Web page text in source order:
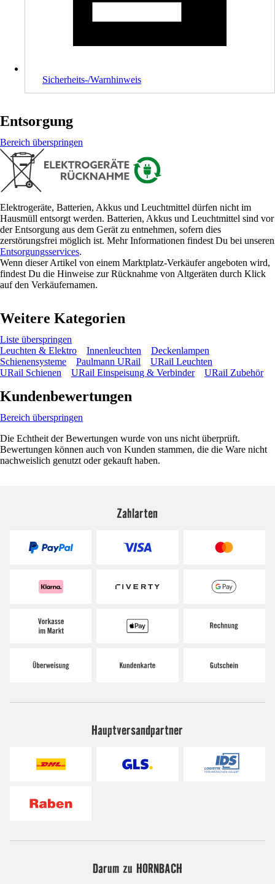
Sicherheits-/Warnhinweis
Entsorgung
Bereich überspringen
Elektrogeräte, Batterien, Akkus und Leuchtmittel dürfen nicht im
Hausmüll entsorgt werden. Batterien, Akkus und Leuchtmittel sind vor
der Entsorgung aus dem Gerät zu entnehmen, sofern dies
zerstörungsfrei möglich ist. Mehr Informationen findest Du bei unseren
Entsorgungsservices.
Wenn dieser Artikel von einem Marktplatz-Verkäufer angeboten wird,
findest Du die Hinweise zur Rücknahme von Altgeräten durch Klick
auf den Verkäufernamen.
Weitere Kategorien
Liste überspringen
Leuchten & Elektro
Innenleuchten
Deckenlampen
Schienensysteme
Paulmann URail
URail Leuchten
URail Schienen
URail Einspeisung & Verbinder URail Zubehör
Kundenbewertungen
Bereich überspringen
Die Echtheit der Bewertungen wurde von uns nicht überprüft.
Bewertungen können auch von Kunden stammen, die die Ware nicht
nachweislich genutzt oder gekauft haben.
Zahlarten
Hauptversandpartner
Darum zu HORNBACH